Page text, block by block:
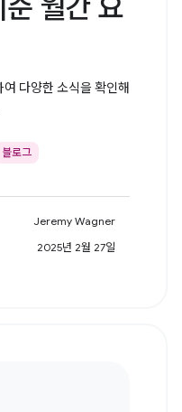
월간 요
다양한 소식을 확인해
블로그
Jeremy Wagner
2025년 2월 27일